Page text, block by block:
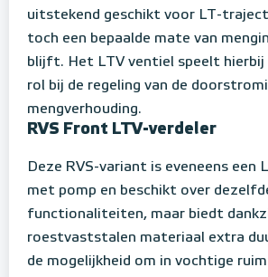
uitstekend geschikt voor LT-
toch een bepaalde mate van
blijft. Het LTV ventiel speelt hierbij
rol bij de regeling van de
mengverhouding.
RVS Front LTV-verdeler
Deze RVS-variant is eveneens een
met pomp en beschikt over
functionaliteiten, maar biedt
roestvaststalen materiaal extra
de mogelijkheid om in vochtige